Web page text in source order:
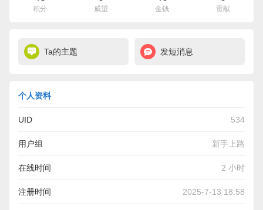
积分 威望 金钱 贡献
Ta的主题 发短消息
个人资料
UID 534
用户组 新手上路
在线时间 2 小时
注册时间 2025-7-13 18:58